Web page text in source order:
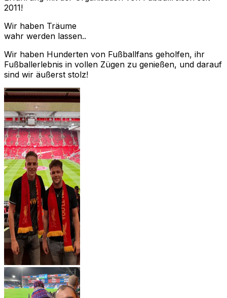
2011!
Wir haben Träume
wahr werden lassen..
Wir haben Hunderten von Fußballfans geholfen, ihr
Fußballerlebnis in vollen Zügen zu genießen, und darauf
sind wir äußerst stolz!